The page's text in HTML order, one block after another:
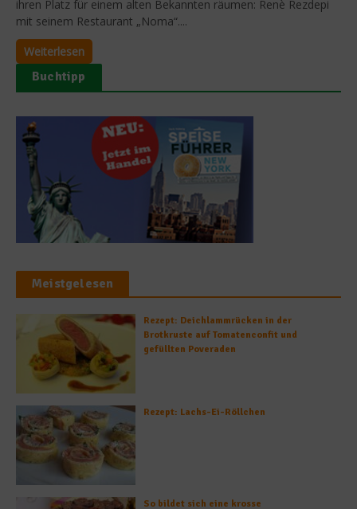
ihren Platz für einem alten Bekannten räumen: Renè Rezdepi
mit seinem Restaurant „Noma“....
Weiterlesen
Buchtipp
Meistgelesen
Rezept: Deichlammrücken in der
Brotkruste auf Tomatenconfit und
gefüllten Poveraden
Rezept: Lachs-Ei-Röllchen
So bildet sich eine krosse